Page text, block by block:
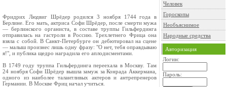
Фридрих Людвиг Шрёдер родился 3 ноября 1744 года в
Берлине. Его мать, актриса Софи Шрёдер, после смерти мужа
— берлинского органиста, в составе труппы Гильфердинга
отправилась на гастроли в Россию. Трехлетнего Фрица она
взяла с собой. В Санкт-Петербурге он дебютировал на сцене
— малыш произнес лишь одну фразу: "О нет, тебя оправдываю
я!", и публика щедро наградила его аплодисментами.
В 1749 году труппа Гильфердинга переехала в Москву. Там
24 ноября Софи Шрёдер вышла замуж за Конрада Аккермана,
одного из наиболее талантливых актеров и антрепренеров
Германии. В Москве Фриц начал учиться.
Человек
Гороскопы
Необъяснимое
Народные средства
Авторизация
Логин:
Пароль: